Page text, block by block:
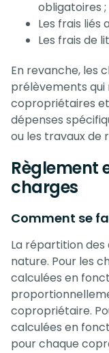
obligatoires ;
Les frais liés
Les frais de
En revanche, les
prélèvements
copropriétaires
dépenses
ou les travaux de
Règlement
charges
Comment se
La répartition
nature. Pour les
calculées en
copropriétaire.
calculées en
pour chaque